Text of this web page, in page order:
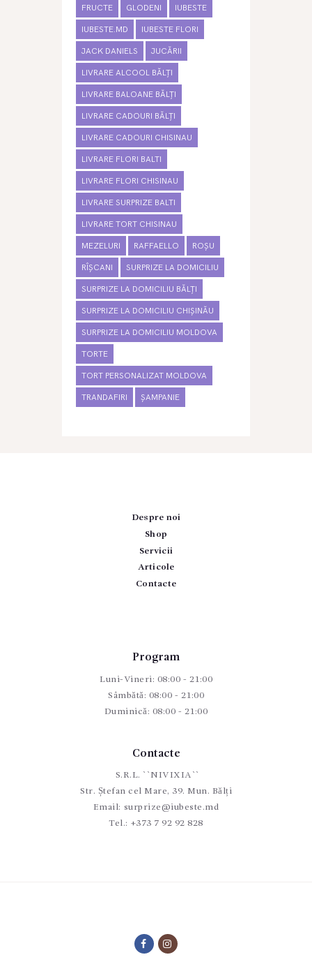
FRUCTE GLODENI IUBESTE
IUBESTE.MD IUBESTE FLORI
JACK DANIELS JUCĂRII
LIVRARE ALCOOL BĂLȚI
LIVRARE BALOANE BĂLȚI
LIVRARE CADOURI BĂLȚI
LIVRARE CADOURI CHISINAU
LIVRARE FLORI BALTI
LIVRARE FLORI CHISINAU
LIVRARE SURPRIZE BALTI
LIVRARE TORT CHISINAU
MEZELURI RAFFAELLO ROȘU
RÎȘCANI SURPRIZE LA DOMICILIU
SURPRIZE LA DOMICILIU BĂLȚI
SURPRIZE LA DOMICILIU CHIȘINĂU
SURPRIZE LA DOMICILIU MOLDOVA
TORTE
TORT PERSONALIZAT MOLDOVA
TRANDAFIRI ȘAMPANIE
Despre noi
Shop
Servicii
Articole
Contacte
Program
Luni-Vineri: 08:00 - 21:00
Sâmbătă: 08:00 - 21:00
Duminică: 08:00 - 21:00
Contacte
S.R.L. ``NIVIXIA``
Str. Ștefan cel Mare, 39. Mun. Bălți
Email: surprize@iubeste.md
Tel.: +373 7 92 92 828